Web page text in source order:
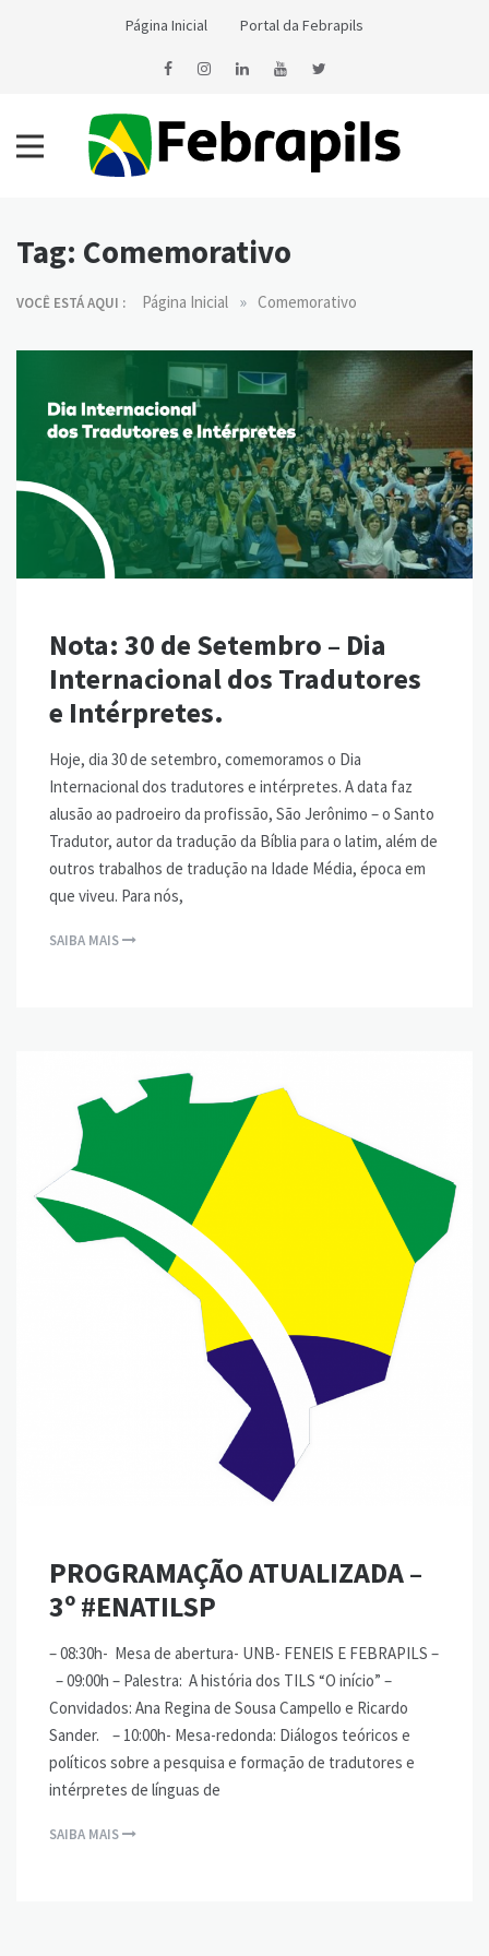
Página Inicial Portal da Febrapils
Tag: Comemorativo
VOCÊ ESTÁ AQUI : Página Inicial » Comemorativo
Nota: 30 de Setembro – Dia
Internacional dos Tradutores
e Intérpretes.
Hoje, dia 30 de setembro, comemoramos o Dia
Internacional dos tradutores e intérpretes. A data faz
alusão ao padroeiro da profissão, São Jerônimo – o Santo
Tradutor, autor da tradução da Bíblia para o latim, além de
outros trabalhos de tradução na Idade Média, época em
que viveu. Para nós,
SAIBA MAIS
PROGRAMAÇÃO ATUALIZADA –
3º #ENATILSP
– 08:30h- Mesa de abertura- UNB- FENEIS E FEBRAPILS –
– 09:00h – Palestra: A história dos TILS “O início” –
Convidados: Ana Regina de Sousa Campello e Ricardo
Sander. – 10:00h- Mesa-redonda: Diálogos teóricos e
políticos sobre a pesquisa e formação de tradutores e
intérpretes de línguas de
SAIBA MAIS